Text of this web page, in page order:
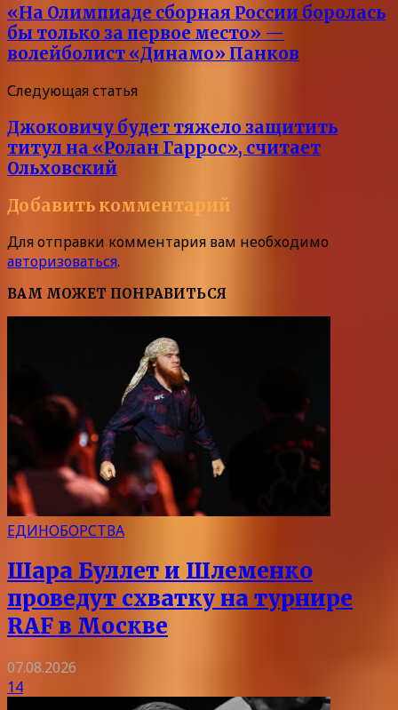
«На Олимпиаде сборная России боролась
бы только за первое место» —
волейболист «Динамо» Панков
Следующая статья
Джоковичу будет тяжело защитить
титул на «Ролан Гаррос», считает
Ольховский
Добавить комментарий
Для отправки комментария вам необходимо
авторизоваться.
ВАМ МОЖЕТ ПОНРАВИТЬСЯ
ЕДИНОБОРСТВА
Шара Буллет и Шлеменко
проведут схватку на турнире
RAF в Москве
07.08.2026
14